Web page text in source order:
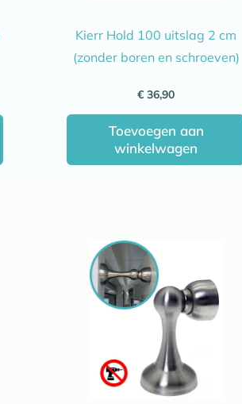
Kierr Hold 100 uitslag 2 cm
(zonder boren en schroeven)
€ 36,90
Toevoegen aan
winkelwagen